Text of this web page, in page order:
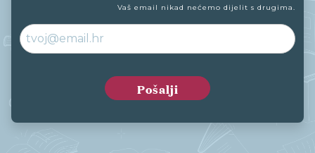
Vaš email nikad nećemo dijelit s drugima.